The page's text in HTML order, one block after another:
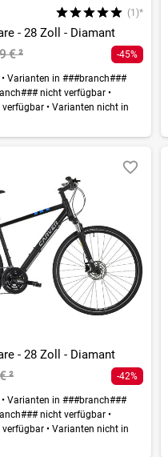
(1)*
- 28 Zoll - Diamant
€² -45%
•Varianten in ###branch###
nicht verfügbar •
verfügbar •Varianten nicht in
- 28 Zoll - Diamant
² -42%
•Varianten in ###branch###
nicht verfügbar •
verfügbar •Varianten nicht in